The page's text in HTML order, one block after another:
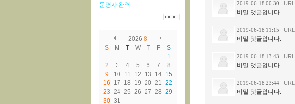
2019-06-18 00:30 URL
비밀 댓글입니다.
2019-06-18 11:15 URL
비밀 댓글입니다.
2019-06-18 13:43 URL
비밀 댓글입니다.
2019-06-18 23:44 URL
비밀 댓글입니다.
문명사 완역
2026 8
S
M T W T F
S
1
2
3 4 5 6 7
8
9
10 11 12 13 14 15
16
17 18 19 20 21 22
23 24 25 26 27 28 29
30 31